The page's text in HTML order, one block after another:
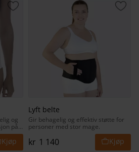
og
på
Lagre som favoritt
Lyft belte
Gir behagelig og effektiv støtte for
personer med stor mage.
kr 1 140